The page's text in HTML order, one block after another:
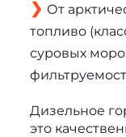
От
топливо
суровых
Дизельное
это